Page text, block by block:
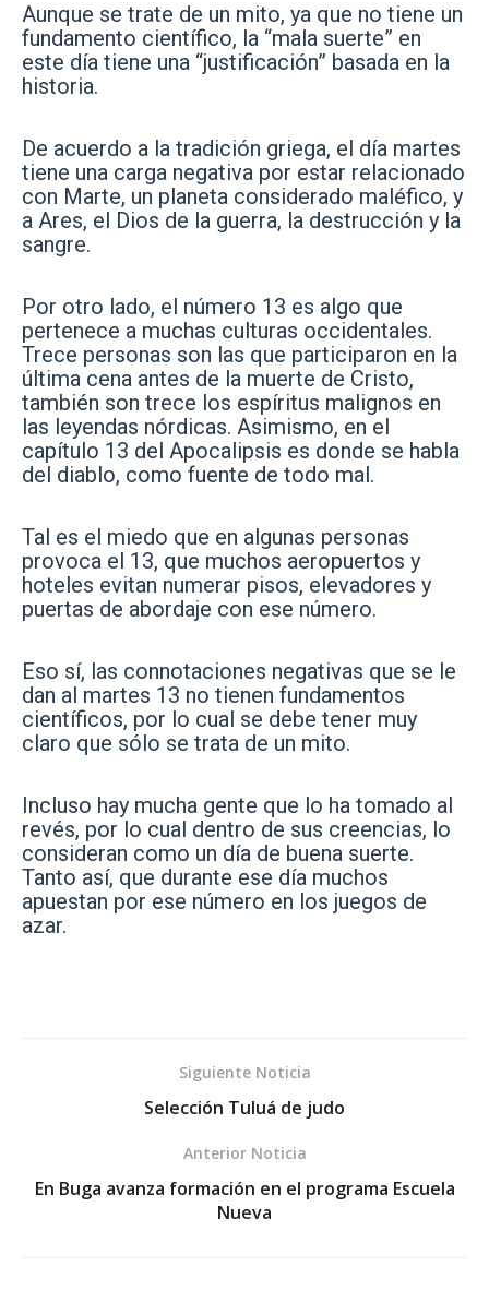
Aunque se trate de un mito, ya que no tiene un
fundamento científico, la “mala suerte” en
este día tiene una “justificación” basada en la
historia.
De acuerdo a la tradición griega, el día martes
tiene una carga negativa por estar relacionado
con Marte, un planeta considerado maléfico, y
a Ares, el Dios de la guerra, la destrucción y la
sangre.
Por otro lado, el número 13 es algo que
pertenece a muchas culturas occidentales.
Trece personas son las que participaron en la
última cena antes de la muerte de Cristo,
también son trece los espíritus malignos en
las leyendas nórdicas. Asimismo, en el
capítulo 13 del Apocalipsis es donde se habla
del diablo, como fuente de todo mal.
Tal es el miedo que en algunas personas
provoca el 13, que muchos aeropuertos y
hoteles evitan numerar pisos, elevadores y
puertas de abordaje con ese número.
Eso sí, las connotaciones negativas que se le
dan al martes 13 no tienen fundamentos
científicos, por lo cual se debe tener muy
claro que sólo se trata de un mito.
Incluso hay mucha gente que lo ha tomado al
revés, por lo cual dentro de sus creencias, lo
consideran como un día de buena suerte.
Tanto así, que durante ese día muchos
apuestan por ese número en los juegos de
azar.
Siguiente Noticia
Selección Tuluá de judo
Anterior Noticia
En Buga avanza formación en el programa Escuela
Nueva